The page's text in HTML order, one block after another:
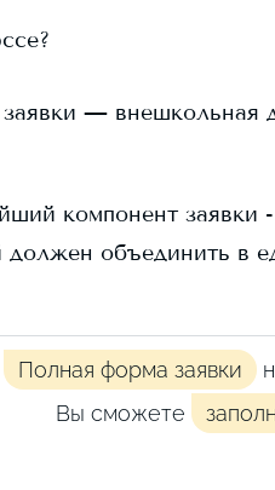
— внешкольная
компонент заявки
должен объединить в
Полная форма заявки
Вы сможете